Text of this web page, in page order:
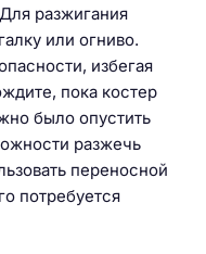
разжигания
или огниво.
избегая
пока костер
было опустить
разжечь
переносной
потребуется